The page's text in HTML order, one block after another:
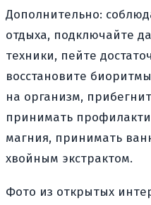
Дополнительно:
отдыха, подключайте
техники, пейте
восстановите
на организм,
принимать
магния, принимать
хвойным экстрактом.
Фото из открытых